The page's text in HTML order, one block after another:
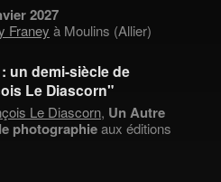
2027
Franey à Moulins (Allier)
un demi-siècle de
Le Diascorn"
Le Diascorn, Un Autre
photographieaux éditions